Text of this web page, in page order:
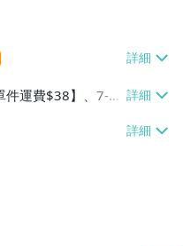
件運費$38】、7-EL
費$38】